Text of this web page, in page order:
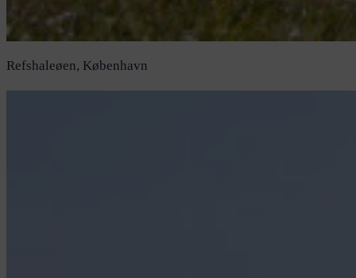
Refshaleøen, København